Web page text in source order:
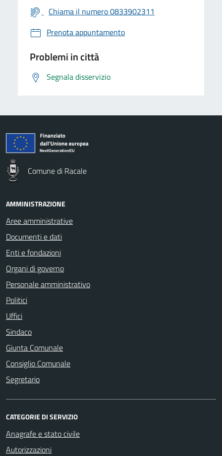
Chiama il numero 0833902311
Prenota appuntamento
Problemi in città
Segnala disservizio
Comune di Racale
AMMINISTRAZIONE
Aree amministrative
Documenti e dati
Enti e fondazioni
Organi di governo
Personale amministrativo
Politici
Uffici
Sindaco
Giunta Comunale
Consiglio Comunale
Segretario
CATEGORIE DI SERVIZIO
Anagrafe e stato civile
Autorizzazioni